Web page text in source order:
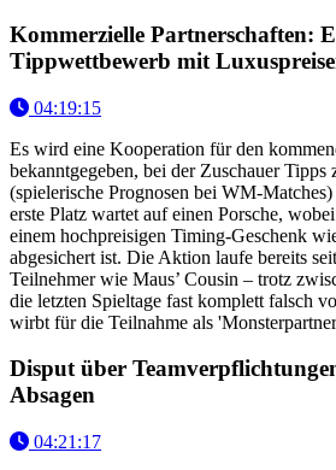
Kommerzielle Partnerschaften:
Tippwettbewerb mit
04:19:15
Es wird eine Kooperation für den
bekanntgegeben, bei der Zuschauer Tipps
(spielerische Prognosen bei WM-
erste Platz wartet auf einen Porsche,
einem hochpreisigen Timing-Geschenk
abgesichert ist. Die Aktion laufe bereits
Teilnehmer wie Maus’ Cousin – trotz
die letzten Spieltage fast komplett falsch
wirbt für die Teilnahme als
Disput über
Absagen
04:21:17